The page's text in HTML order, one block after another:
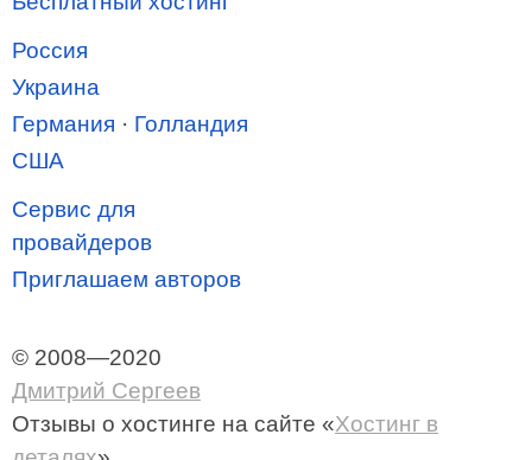
Россия
Украина
Германия · Голландия
США
Сервис для
провайдеров
Приглашаем авторов
© 2008—2020
Дмитрий Сергеев
Отзывы о хостинге на сайте «Хостинг в